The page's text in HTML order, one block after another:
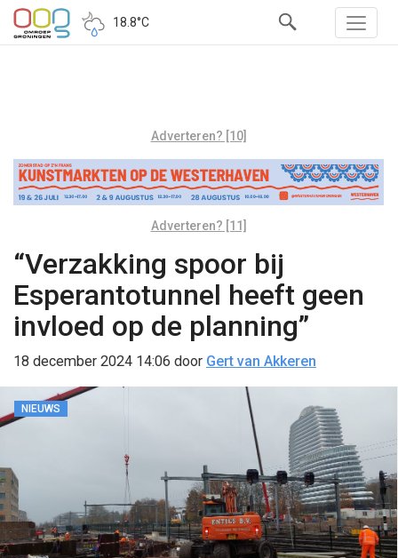
18.8°C
Adverteren? [10]
Adverteren? [11]
“Verzakking spoor bij
Esperantotunnel heeft geen
invloed op de planning”
18 december 2024 14:06 door Gert van Akkeren
NIEUWS